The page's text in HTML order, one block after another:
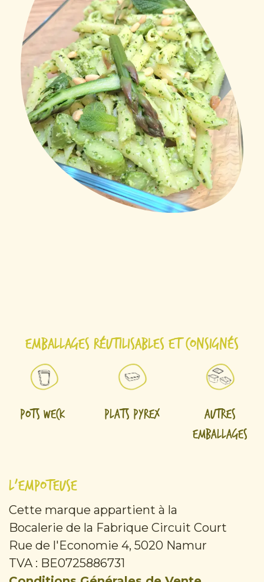
Emballages réutilisables et consignés
Pots Weck Plats Pyrex
Autres
emballages
L'Empoteuse
Cette marque appartient à la
Bocalerie de la Fabrique Circuit Court
Rue de l'Economie 4, 5020 Namur
TVA : BE0725886731